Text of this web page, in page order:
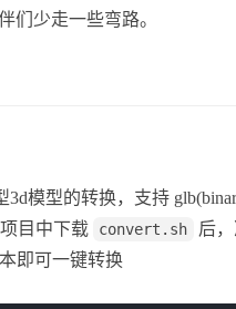
们少走一些弯路。
模型的转换，支持
目中下载 convert.sh
后
即可一键转换